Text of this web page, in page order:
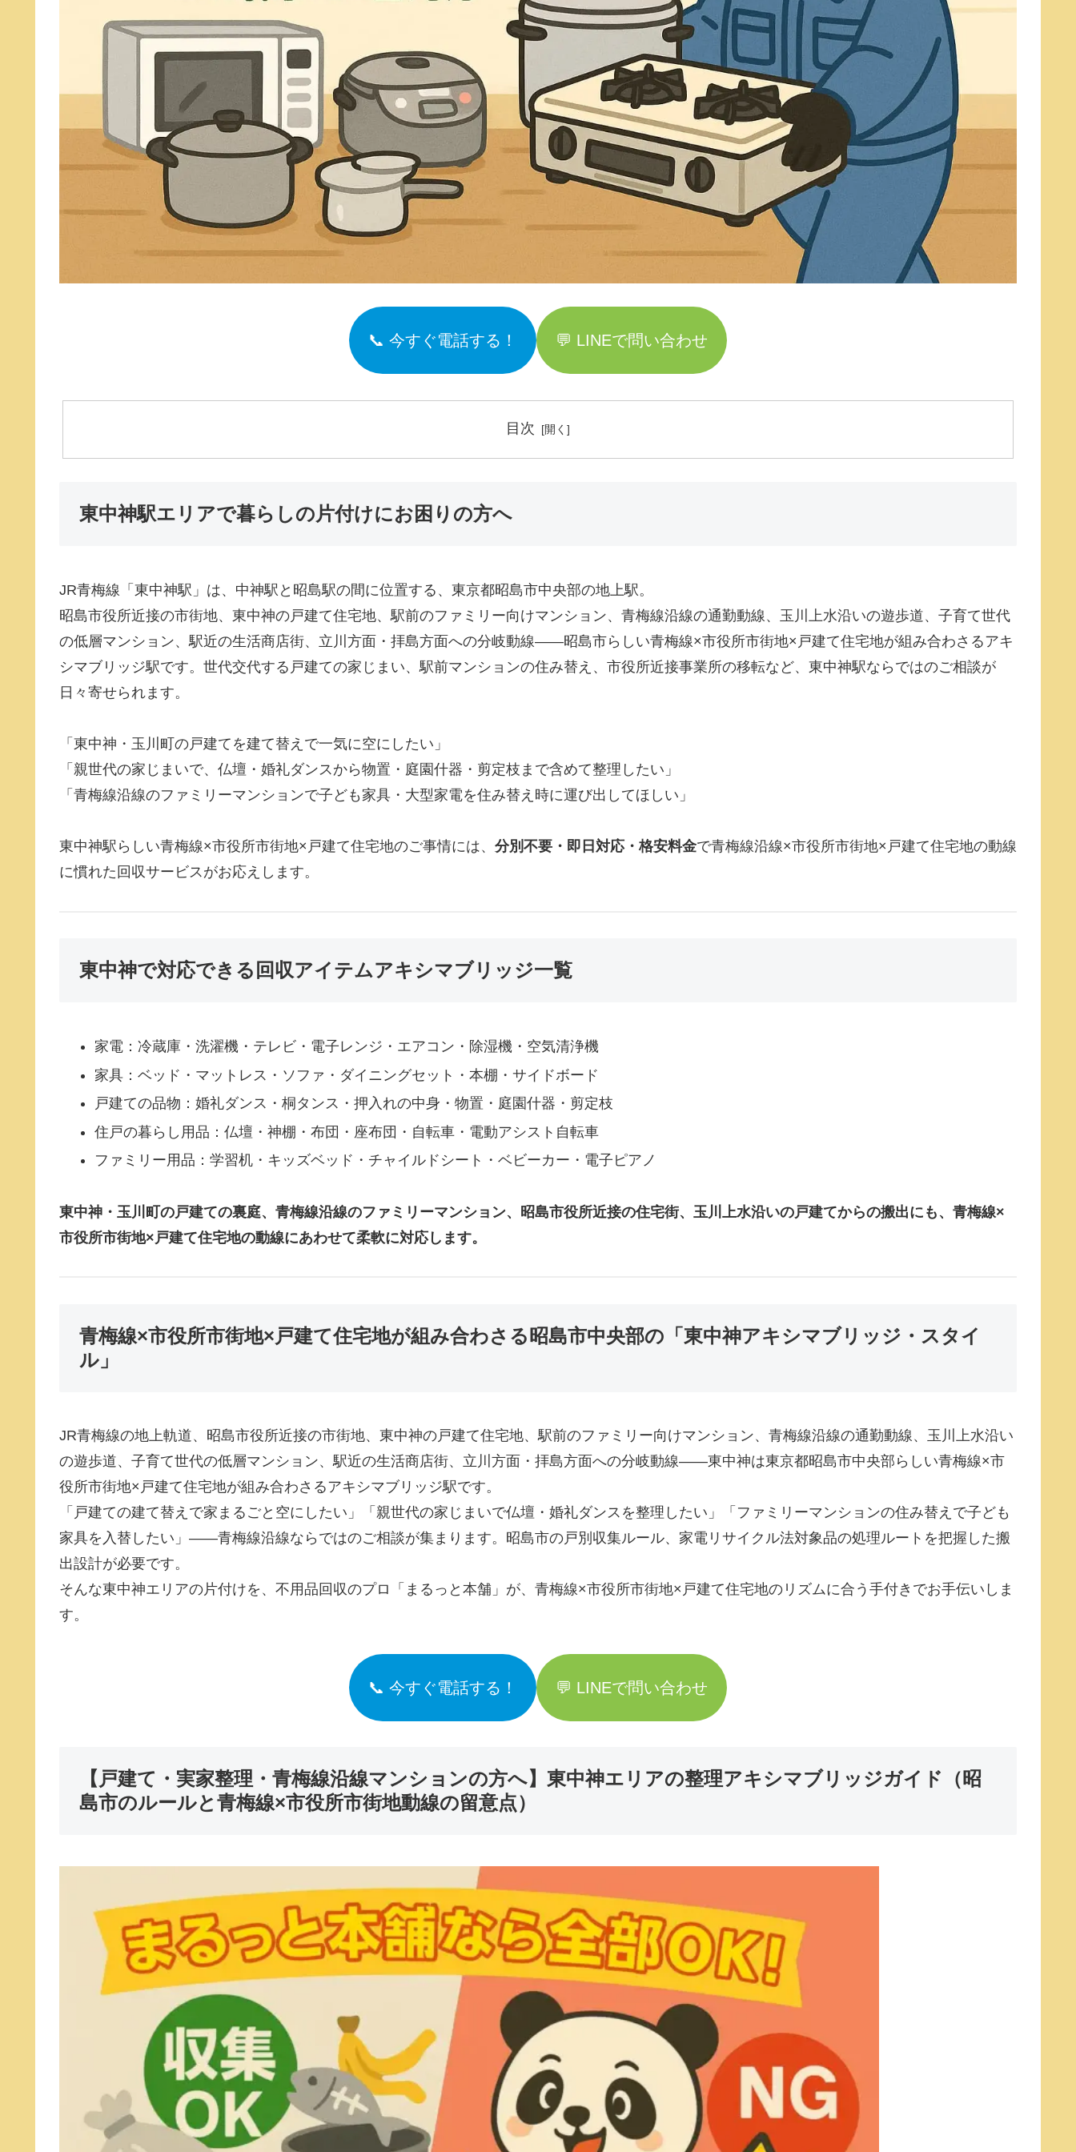
📞 今すぐ電話する！ 💬 LINEで問い合わせ
目次
東中神駅エリアで暮らしの片付けにお困りの方へ
JR青梅線「東中神駅」は、中神駅と昭島駅の間に位置する、東京都昭島市中央部の地上駅。
昭島市役所近接の市街地、東中神の戸建て住宅地、駅前のファミリー向けマンション、青梅線沿線の通勤動線、玉川上水沿いの遊歩道、子育て世代
の低層マンション、駅近の生活商店街、立川方面・拝島方面への分岐動線――昭島市らしい青梅線×市役所市街地×戸建て住宅地が組み合わさるアキ
シマブリッジ駅です。世代交代する戸建ての家じまい、駅前マンションの住み替え、市役所近接事業所の移転など、東中神駅ならではのご相談が
日々寄せられます。
「東中神・玉川町の戸建てを建て替えで一気に空にしたい」
「親世代の家じまいで、仏壇・婚礼ダンスから物置・庭園什器・剪定枝まで含めて整理したい」
「青梅線沿線のファミリーマンションで子ども家具・大型家電を住み替え時に運び出してほしい」
東中神駅らしい青梅線×市役所市街地×戸建て住宅地のご事情には、 分別不要・即日対応・格安料金で青梅線沿線×市役所市街地×戸建て住宅地の動線
に慣れた回収サービスがお応えします。
東中神で対応できる回収アイテムアキシマブリッジ一覧
家電：冷蔵庫・洗濯機・テレビ・電子レンジ・エアコン・除湿機・空気清浄機
家具：ベッド・マットレス・ソファ・ダイニングセット・本棚・サイドボード
戸建ての品物：婚礼ダンス・桐タンス・押入れの中身・物置・庭園什器・剪定枝
住戸の暮らし用品：仏壇・神棚・布団・座布団・自転車・電動アシスト自転車
ファミリー用品：学習机・キッズベッド・チャイルドシート・ベビーカー・電子ピアノ
東中神・玉川町の戸建ての裏庭、青梅線沿線のファミリーマンション、昭島市役所近接の住宅街、玉川上水沿いの戸建てからの搬出にも、青梅線×
市役所市街地×戸建て住宅地の動線にあわせて柔軟に対応します。
青梅線×市役所市街地×戸建て住宅地が組み合わさる昭島市中央部の「東中神アキシマブリッジ・スタイ
ル」
JR青梅線の地上軌道、昭島市役所近接の市街地、東中神の戸建て住宅地、駅前のファミリー向けマンション、青梅線沿線の通勤動線、玉川上水沿い
の遊歩道、子育て世代の低層マンション、駅近の生活商店街、立川方面・拝島方面への分岐動線――東中神は東京都昭島市中央部らしい青梅線×市
役所市街地×戸建て住宅地が組み合わさるアキシマブリッジ駅です。
「戸建ての建て替えで家まるごと空にしたい」「親世代の家じまいで仏壇・婚礼ダンスを整理したい」「ファミリーマンションの住み替えで子ども
家具を入替したい」――青梅線沿線ならではのご相談が集まります。昭島市の戸別収集ルール、家電リサイクル法対象品の処理ルートを把握した搬
出設計が必要です。
そんな東中神エリアの片付けを、不用品回収のプロ「まるっと本舗」が、青梅線×市役所市街地×戸建て住宅地のリズムに合う手付きでお手伝いしま
す。
📞 今すぐ電話する！ 💬 LINEで問い合わせ
【戸建て・実家整理・青梅線沿線マンションの方へ】東中神エリアの整理アキシマブリッジガイド（昭
島市のルールと青梅線×市役所市街地動線の留意点）